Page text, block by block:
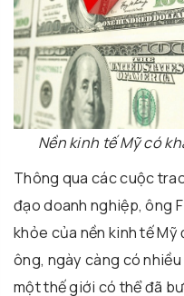
Nền kinh tế Mỹ có
Thông qua các cuộc
đạo doanh nghiệp, ông
khỏe của nền kinh tế
ông, ngày càng có
một thế giới có thể đã